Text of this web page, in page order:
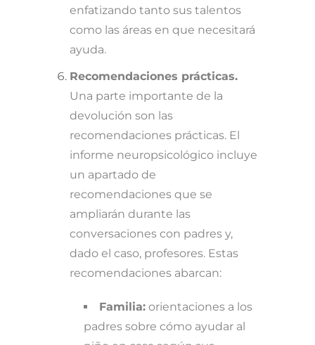
enfatizando tanto sus talentos
como las áreas en que necesitará
ayuda.
Recomendaciones prácticas.
Una parte importante de la
devolución son las
recomendaciones prácticas. El
informe neuropsicológico incluye
un apartado de
recomendaciones que se
ampliarán durante las
conversaciones con padres y,
dado el caso, profesores. Estas
recomendaciones abarcan:
Familia: orientaciones a los
padres sobre cómo ayudar al